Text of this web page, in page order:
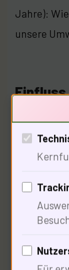
Jahre):
unsere
die